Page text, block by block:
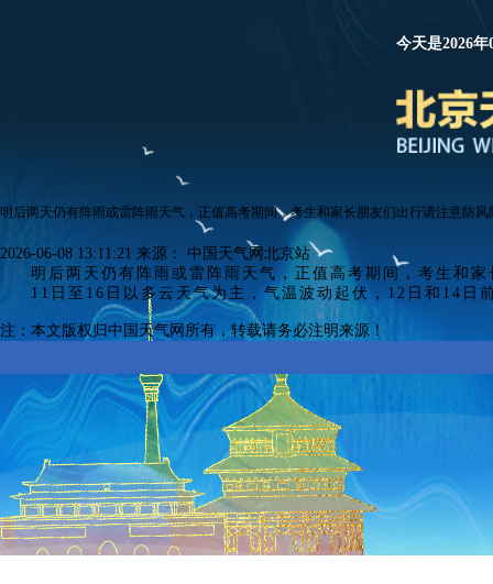
今天是2026
明后两天仍有阵雨或雷阵雨天气，正值高考期间，考生和家长朋友们出行请注意防风
2026-06-08 13:11:21 来源： 中国天气网北京站
明后两天仍有阵雨或雷阵雨天气， 正值高考期间， 考生和家
11日至16日以多云天气为主，气温波动起伏，12日和14日
注：本文版权归中国天气网所有，转载请务必注明来源！